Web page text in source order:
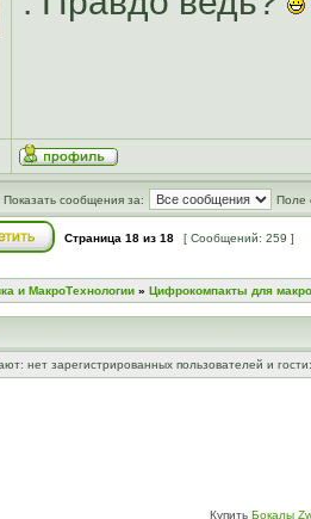
Показать сообщения за: Поле
Страница 18 из 18 [ Сообщений: 259 ]
и МакроТехнологии » Цифрокомпакты для
нет зарегистрированных пользователей и
Купить Бокалы